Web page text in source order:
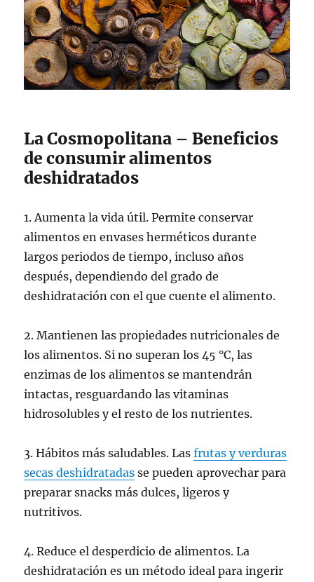
La Cosmopolitana – Beneficios
de consumir alimentos
deshidratados
1. Aumenta la vida útil. Permite conservar
alimentos en envases herméticos durante
largos periodos de tiempo, incluso años
después, dependiendo del grado de
deshidratación con el que cuente el alimento.
2. Mantienen las propiedades nutricionales de
los alimentos. Si no superan los 45 °C, las
enzimas de los alimentos se mantendrán
intactas, resguardando las vitaminas
hidrosolubles y el resto de los nutrientes.
3. Hábitos más saludables. Lasfrutas y verduras
secas deshidratadas se pueden aprovechar para
preparar snacks más dulces, ligeros y
nutritivos.
4. Reduce el desperdicio de alimentos. La
deshidratación es un método ideal para ingerir